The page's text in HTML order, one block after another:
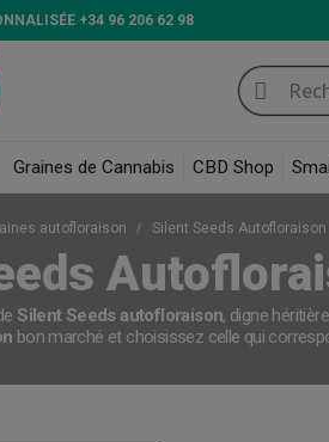
+34 96 206 62 98
Graines de Cannabis CBD Shop
autofloraison Silent Seeds Autofloraison
Silent Seeds autofloraison, digne
bon marché et choisissez celle qui